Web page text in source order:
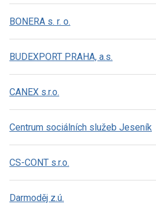
BONERA s. r. o.
BUDEXPORT PRAHA, a.s.
CANEX s.r.o.
Centrum sociálních služeb Jeseník
CS-CONT s.r.o.
Darmoděj z.ú.